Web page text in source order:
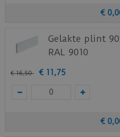
€ 0,
Gelakte plint
RAL 9010
€ 16,50 € 11,75
€ 0,